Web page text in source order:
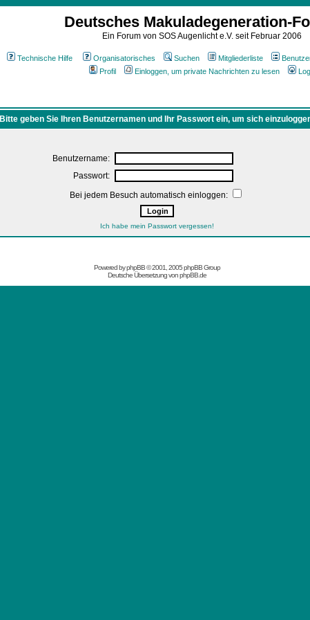
Deutsches Makuladegeneration-
Ein Forum von SOS Augenlicht e.V. seit Februar 2006
Technische Hilfe Organisatorisches Suchen Mitgliederliste
Profil
Einloggen, um private Nachrichten zu lesen
Bitte geben Sie Ihren Benutzernamen und Ihr Passwort ein, um sich
Benutzername:
Passwort:
Bei jedem Besuch automatisch einloggen:
Ich habe mein Passwort vergessen!
Powered byphpBB© 2001, 2005 phpBB Group
Deutsche Übersetzung vonphpBB.de